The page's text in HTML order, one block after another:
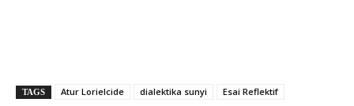
TAGS Atur Lorielcide dialektika sunyi
Esai Reflektif